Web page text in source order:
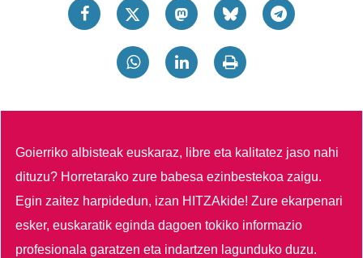
Goierriko albisteak euskaraz, libre eta kalitatez jaso nahi
dituzu? Horretarako zure babesa ezinbestekoa zaigu.
Egin zaitez harpidedun, izan HITZAkide!Zure ekarpenari
esker, euskaratik eginda dagoen tokiko informazio
profesionala garatzen eta indartzen lagunduko duzu.